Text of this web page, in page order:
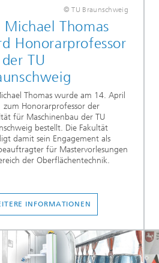
© TU Braunschweig
Michael Thomas
Honorarprofessor
TU
Thomas wurde am 14. April
zum Honorarprofessor der
für Maschinenbau der TU
bestellt. Die Fakultät
damit sein Engagement als
für Mastervorlesungen
der Oberflächentechnik.
INFORMATIONEN